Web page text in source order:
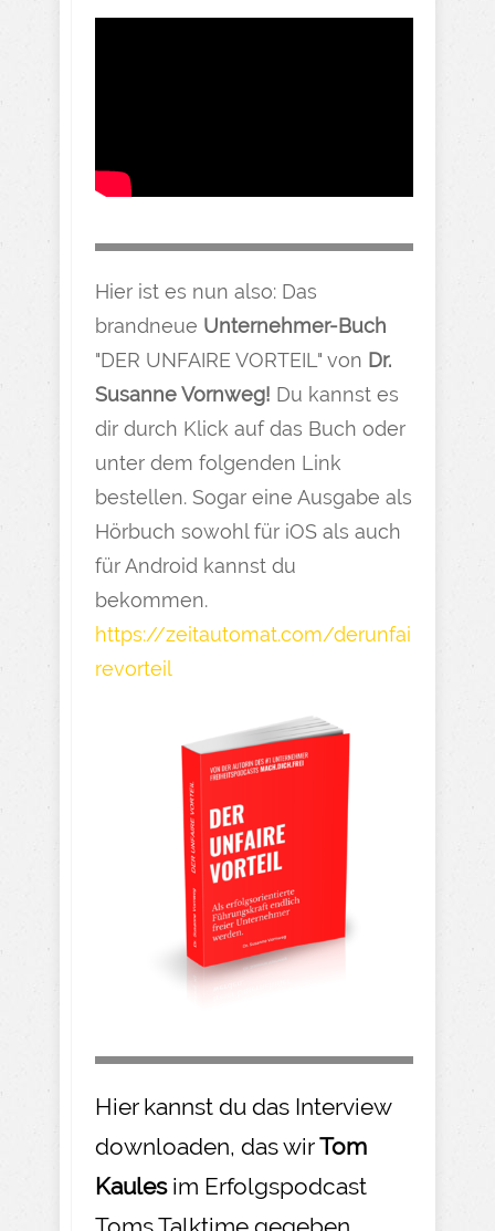
Hier ist es nun also: Das
brandneue Unternehmer-Buch
"DER UNFAIRE VORTEIL" von Dr.
Susanne Vornweg! Du kannst es
dir durch Klick auf das Buch oder
unter dem folgenden Link
bestellen. Sogar eine Ausgabe als
Hörbuch sowohl für iOS als auch
für Android kannst du
bekommen.
https://zeitautomat.com/derunfai
revorteil
Hier kannst du das Interview
downloaden, das wirTom
Kaulesim Erfolgspodcast